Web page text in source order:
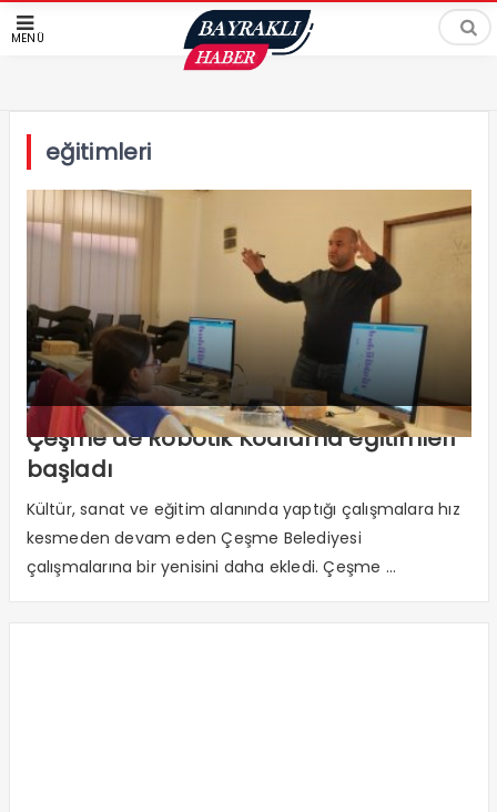
MENÜ
eğitimleri
Çeşme’de Robotik Kodlama eğitimleri
başladı
Kültür, sanat ve eğitim alanında yaptığı çalışmalara hız
kesmeden devam eden Çeşme Belediyesi
çalışmalarına bir yenisini daha ekledi. Çeşme ...